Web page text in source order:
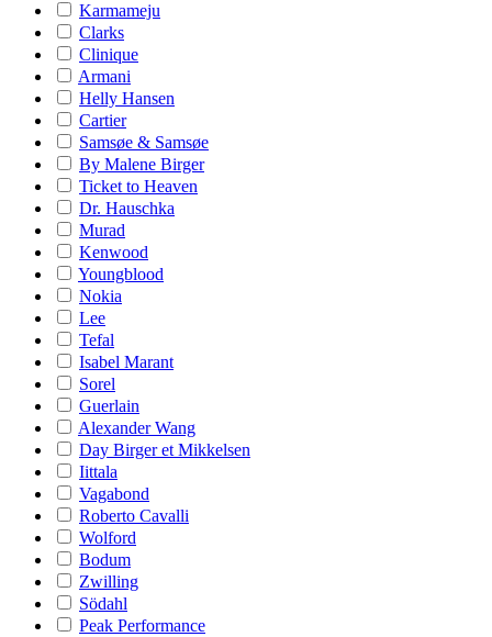
Karmameju
Clarks
Clinique
Armani
Helly Hansen
Cartier
Samsøe & Samsøe
By Malene Birger
Ticket to Heaven
Dr. Hauschka
Murad
Kenwood
Youngblood
Nokia
Lee
Tefal
Isabel Marant
Sorel
Guerlain
Alexander Wang
Day Birger et Mikkelsen
Iittala
Vagabond
Roberto Cavalli
Wolford
Bodum
Zwilling
Södahl
Peak Performance